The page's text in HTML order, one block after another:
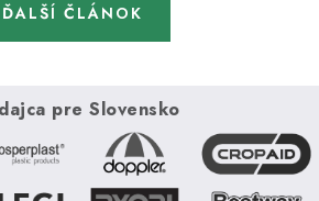
ĎALŠÍ ČLÁNOK
pre Slovensko